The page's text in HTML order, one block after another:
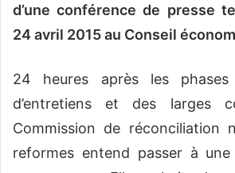
o
u
r
e
l
d’une conférence de presse
24 avril 2015 au Conseil
24 heures après les
d’entretiens et des larges
Commission de réconciliation
reformes entend passer à